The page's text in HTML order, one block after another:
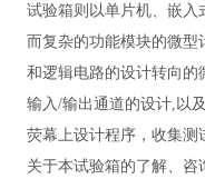
试验箱则以单片机、嵌入
而复杂的功能模块的微
和逻辑电路的设计转向的
输入/输出通道的设计,以
荧幕上设计程序，收集测
关于本试验箱的了解、咨